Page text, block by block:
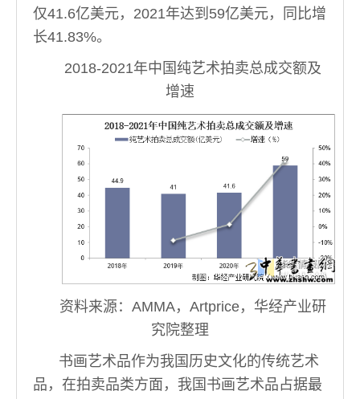
仅41.6亿美元，2021年达到59亿美元，同比增
长41.83%。
2018-2021年中国纯艺术拍卖总成交额及
增速
资料来源：AMMA，Artprice，华经产业研
究院整理
书画艺术品作为我国历史文化的传统艺术
品，在拍卖品类方面，我国书画艺术品占据最